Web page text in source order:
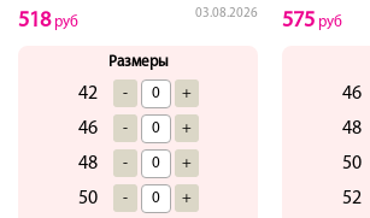
03.08.2026
518руб
Размеры
42 - +
46 - +
48 - +
50 - +
575 руб
46
48
50
52